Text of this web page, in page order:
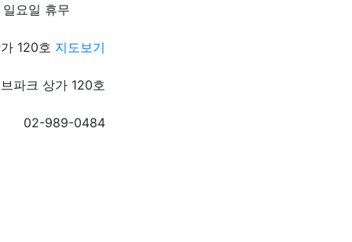
일요일 휴무
120호 지도보기
파크 상가 120호
02-989-0484